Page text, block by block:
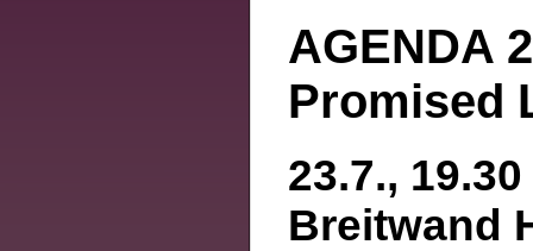
AGENDA
Promised
23.7.,
Breitwand